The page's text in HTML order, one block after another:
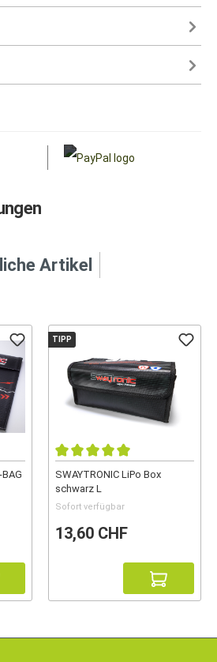
Artikel
TIPP
SWAYTRONIC LiPo Box
schwarz L
Sofort verfügbar
13,60 CHF